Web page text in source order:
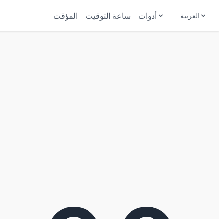
المؤقت ساعة التوقيت أدوات العربية